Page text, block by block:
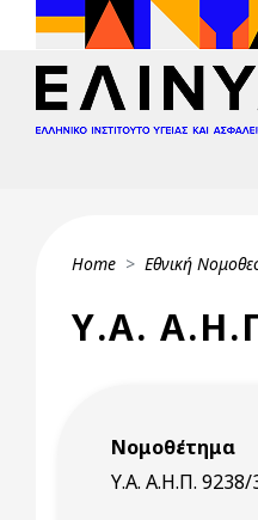
Skip to main content
Home Εθνική
Υ.Α.
Νομοθέτημα
Υ.Α. Α.Η.Π.